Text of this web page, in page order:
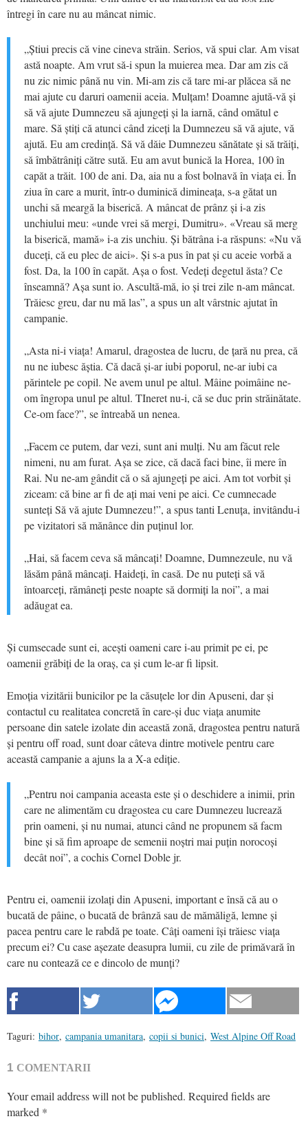
întregi în care nu au mâncat nimic.
„Știui precis că vine cineva străin. Serios, vă spui clar. Am visat
astă noapte. Am vrut să-i spun la muierea mea. Dar am zis că
nu zic nimic până nu vin. Mi-am zis că tare mi-ar plăcea să ne
mai ajute cu daruri oamenii aceia. Mulțam! Doamne ajută-vă și
să vă ajute Dumnezeu să ajungeți și la iarnă, când omătul e
mare. Să știți că atunci când ziceți la Dumnezeu să vă ajute, vă
ajută. Eu am credință. Să vă dăie Dumnezeu sănătate și să trăiți,
să îmbătrâniți către sută. Eu am avut bunică la Horea, 100 în
capăt a trăit. 100 de ani. Da, aia nu a fost bolnavă în viața ei. În
ziua în care a murit, într-o duminică dimineața, s-a gătat un
unchi să meargă la biserică. A mâncat de prânz și i-a zis
unchiului meu: «unde vrei să mergi, Dumitru». «Vreau să merg
la biserică, mamă» i-a zis unchiu. Și bătrâna i-a răspuns: «Nu vă
duceți, că eu plec de aici». Și s-a pus în pat și cu aceie vorbă a
fost. Da, la 100 în capăt. Așa o fost. Vedeți degetul ăsta? Ce
înseamnă? Așa sunt io. Ascultă-mă, io și trei zile n-am mâncat.
Trăiesc greu, dar nu mă las”, a spus un alt vârstnic ajutat în
campanie.
„Asta ni-i viața! Amarul, dragostea de lucru, de țară nu prea, că
nu ne iubesc ăștia. Că dacă și-ar iubi poporul, ne-ar iubi ca
părintele pe copil. Ne avem unul pe altul. Mâine poimâine ne-
om îngropa unul pe altul. TIneret nu-i, că se duc prin străinătate.
Ce-om face?”, se întreabă un nenea.
„Facem ce putem, dar vezi, sunt ani mulți. Nu am făcut rele
nimeni, nu am furat. Așa se zice, că dacă faci bine, îi mere în
Rai. Nu ne-am gândit că o să ajungeți pe aici. Am tot vorbit și
ziceam: că bine ar fi de ați mai veni pe aici. Ce cumnecade
sunteți Să vă ajute Dumnezeu!”, a spus tanti Lenuța, invitându-i
pe vizitatori să mănânce din puținul lor.
„Hai, să facem ceva să mâncați! Doamne, Dumnezeule, nu vă
lăsăm până mâncați. Haideți, în casă. De nu puteți să vă
întoarceți, rămâneți peste noapte să dormiți la noi”, a mai
adăugat ea.
Și cumsecade sunt ei, acești oameni care i-au primit pe ei, pe
oamenii grăbiți de la oraș, ca și cum le-ar fi lipsit.
Emoția vizitării bunicilor pe la căsuțele lor din Apuseni, dar și
contactul cu realitatea concretă în care-și duc viața anumite
persoane din satele izolate din această zonă, dragostea pentru natură
și pentru off road, sunt doar câteva dintre motivele pentru care
această campanie a ajuns la a X-a ediție.
„Pentru noi campania aceasta este și o deschidere a inimii, prin
care ne alimentăm cu dragostea cu care Dumnezeu lucrează
prin oameni, și nu numai, atunci când ne propunem să facm
bine și să fim aproape de semenii noștri mai puțin norocoși
decât noi”, a cochis Cornel Doble jr.
Pentru ei, oamenii izolați din Apuseni, important e însă că au o
bucată de pâine, o bucată de brânză sau de mămăligă, lemne și
pacea pentru care le rabdă pe toate. Câți oameni își trăiesc viața
precum ei? Cu case așezate deasupra lumii, cu zile de primăvară în
care nu contează ce e dincolo de munți?
Taguri: bihor, campania umanitara, copii si bunici, West Alpine Off Road
1 COMENTARII
Your email address will not be published. Required fields are
marked *